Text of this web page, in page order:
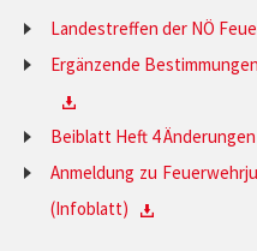
Landestreffen der NÖ
Ergänzende
Beiblatt Heft 4 Änderungen
Anmeldung zu
(Infoblatt)